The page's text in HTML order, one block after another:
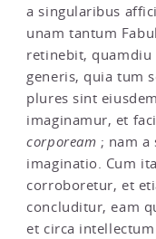
a singularibus
unam tantum
retinebit, quamdiu
generis, quia tum
plures sint
imaginamur, et
corpoream ; nam
imaginatio. Cum
corroboretur, et
concluditur, eam
et circa